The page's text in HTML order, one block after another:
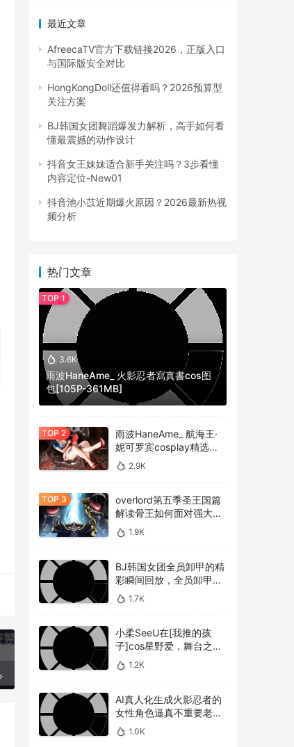
最近文章
AfreecaTV官方下载链接2026，正版入口
与国际版安全对比
HongKongDoll还值得看吗？2026预算型
关注方案
BJ韩国女团舞蹈爆发力解析，高手如何看
懂最震撼的动作设计
抖音女王妹妹适合新手关注吗？3步看懂
内容定位-New01
抖音池小苡近期爆火原因？2026最新热视
频分析
热门文章
3.6K
雨波HaneAme_ 火影忍者寫真書cos图
包[105P-361MB]
雨波HaneAme_ 航海王·
妮可罗宾cosplay精选作
品 [34P-134MB]
2.9K
overlord第五季圣王国篇
解读骨王如何面对强大的
敌人，overlord第五季圣
王国篇深度解析骨王与敌
1.9K
BJ韩国女团全员卸甲的精
彩瞬间回放，全员卸甲视
频如何观看BJ韩国女团成
员的最精彩时刻？
1.7K
小柔SeeU在[我推的孩
子]cos星野爱，舞台之星
闪耀迷人
1.2K
AI真人化生成火影忍者的
女性角色逼真不重要老婆
美不美才是重点！
1.0K